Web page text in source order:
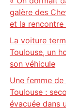
galère des
et la rencontre
La voiture
Toulouse, un
son véhicule
Une femme
Toulouse :
évacuée dans